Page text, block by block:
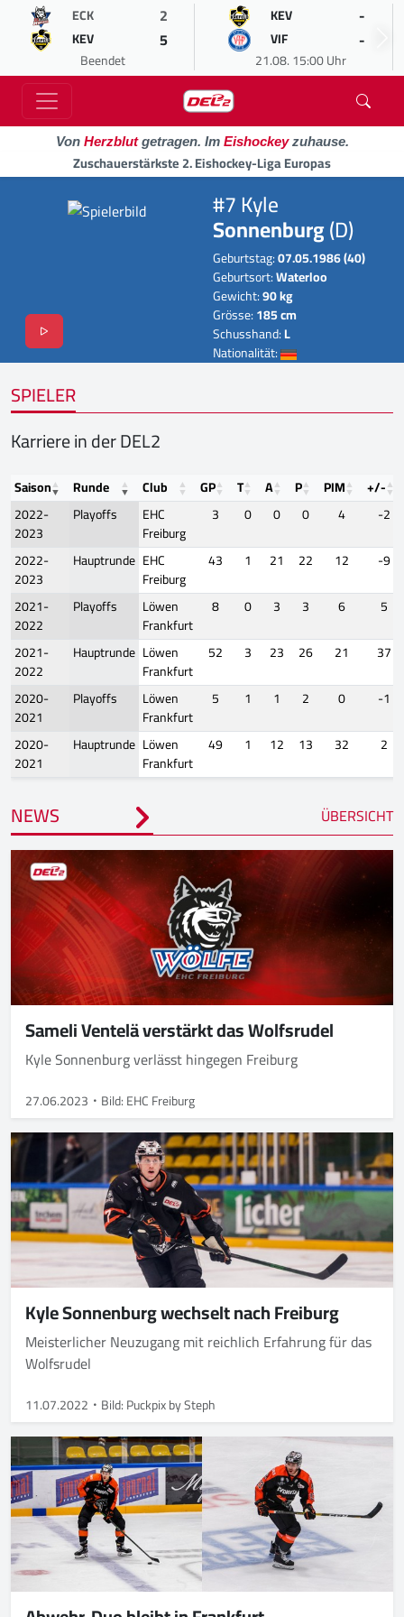
ECK 2
KEV 5
Beendet
KEV -
VIF -
21.08. 15:00 Uhr
Von Herzblutgetragen. Im Eishockeyzuhause.
Zuschauerstärkste 2. Eishockey-Liga Europas
#7 Kyle
Sonnenburg(D)
Geburtstag:07.05.1986 (40)
Geburtsort:Waterloo
Gewicht:90 kg
Grösse:185 cm
Schusshand:L
Nationalität:
SPIELER
Karriere in der DEL2
Saison Runde Club GP T A P PIM
+/-
2022-
2023
Playoffs
EHC
Freiburg
3 0 0 0 4
-2
2022-
2023
Hauptrunde EHC
Freiburg
43 1 21 22 12
-9
2021-
2022
Playoffs
Löwen
Frankfurt
8 0 3 3 6
5
2021-
2022
Hauptrunde Löwen
Frankfurt
52 3 23 26 21
37
2020-
2021
Playoffs
Löwen
Frankfurt
5 1 1 2 0
-1
2020-
2021
Hauptrunde Löwen
Frankfurt
49 1 12 13 32 2
NEWS ÜBERSICHT
Sameli Ventelä verstärkt das Wolfsrudel
Kyle Sonnenburg verlässt hingegen Freiburg
27.06.2023 Bild: EHC Freiburg
Kyle Sonnenburg wechselt nach Freiburg
Meisterlicher Neuzugang mit reichlich Erfahrung für das
Wolfsrudel
11.07.2022 Bild: Puckpix by Steph